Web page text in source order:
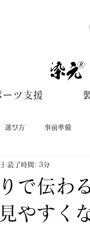
🄬
ーツ支援
選び方 事前準備
で伝わ
やすく
読了時間: 3分